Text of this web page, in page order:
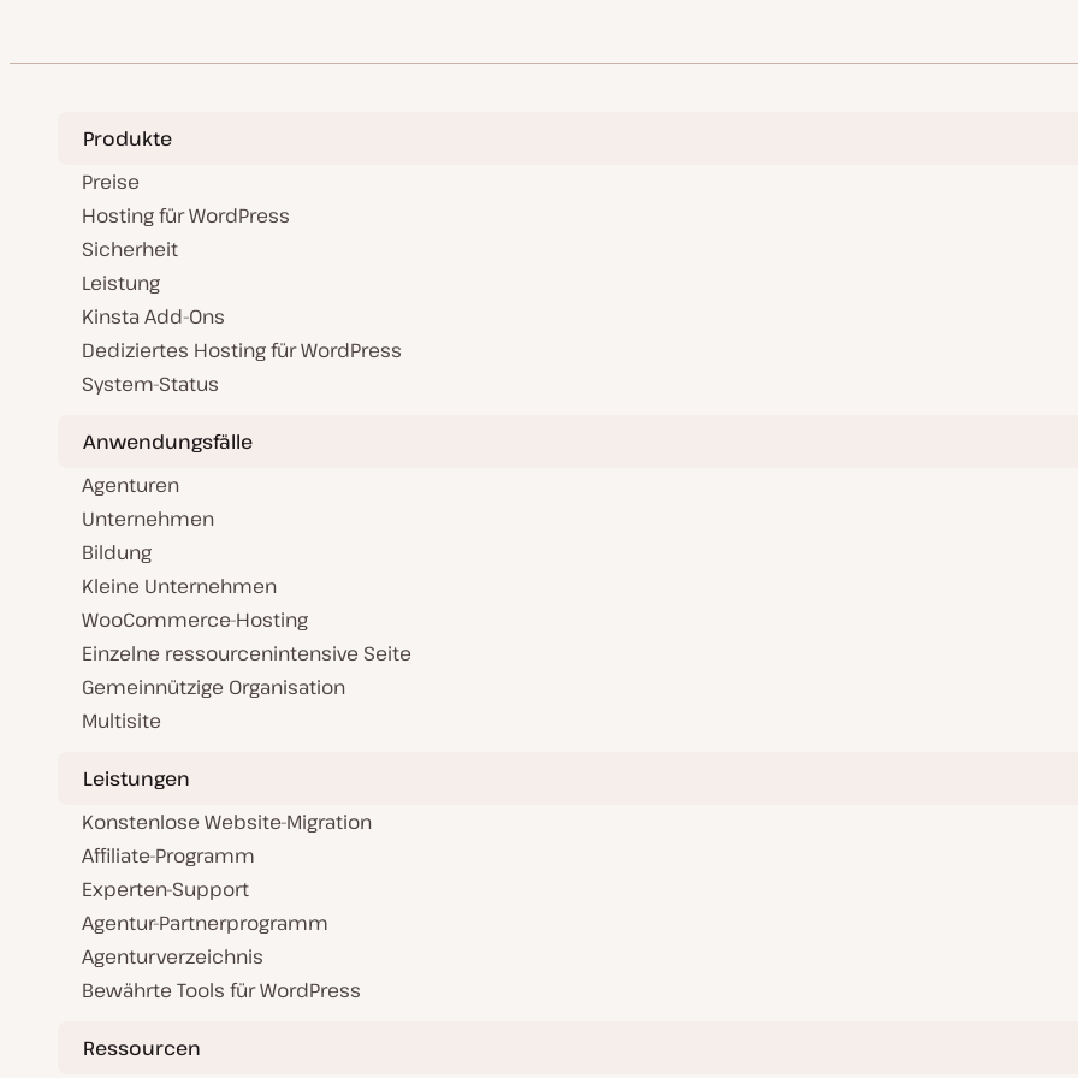
Produkte
Preise
Hosting für WordPress
Sicherheit
Leistung
Kinsta Add-Ons
Dediziertes Hosting für WordPress
System-Status
Anwendungsfälle
Agenturen
Unternehmen
Bildung
Kleine Unternehmen
WooCommerce-Hosting
Einzelne ressourcenintensive Seite
Gemeinnützige Organisation
Multisite
Leistungen
Konstenlose Website-Migration
Affiliate-Programm
Experten-Support
Agentur-Partnerprogramm
Agenturverzeichnis
Bewährte Tools für WordPress
Ressourcen